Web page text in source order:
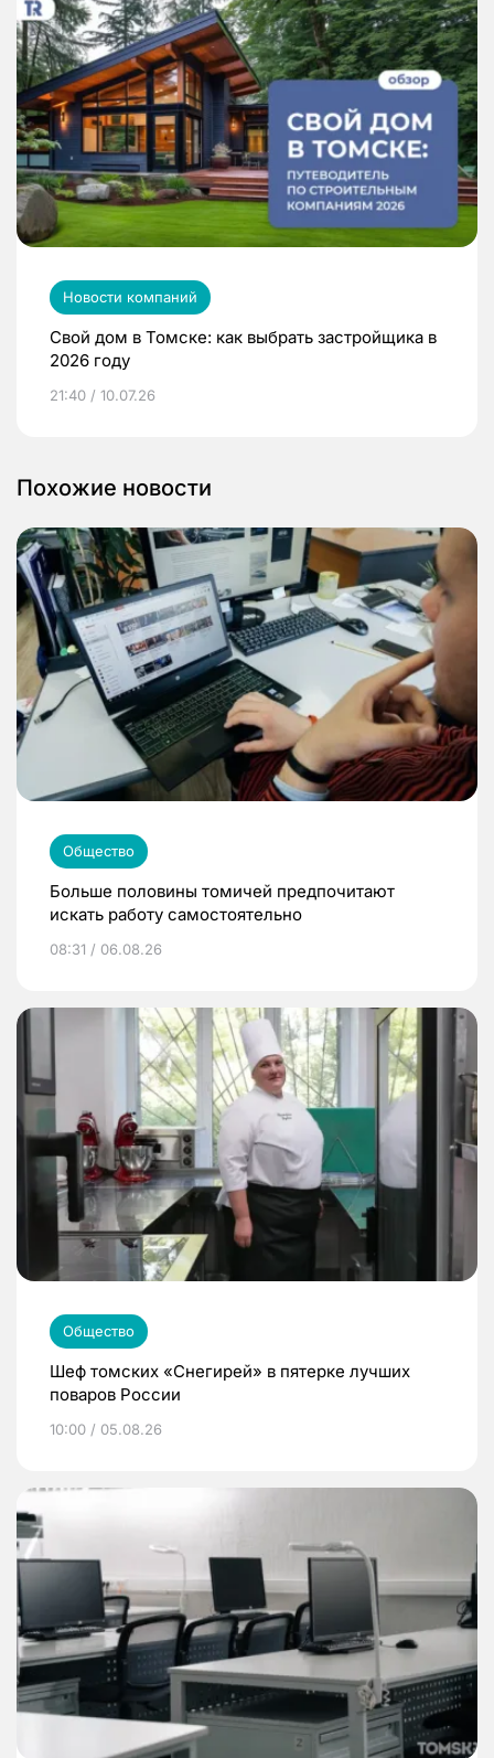
Новости компаний
Свой дом в Томске: как выбрать застройщика в
2026 году
21:40 / 10.07.26
Похожие новости
Общество
Больше половины томичей предпочитают
искать работу самостоятельно
08:31 / 06.08.26
Общество
Шеф томских «Снегирей» в пятерке лучших
поваров России
10:00 / 05.08.26